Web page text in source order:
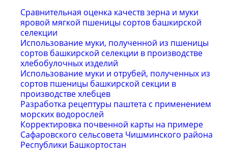
Сравнительная оценка качеств зерна и муки
яровой мягкой пшеницы сортов башкирской
селекции
Использование муки, полученной из пшеницы
сортов башкирской селекции в производстве
хлебобулочных изделий
Использование муки и отрубей, полученных из
сортов пшеницы башкирской секции в
производстве хлебцев
Разработка рецептуры паштета с применением
морских водорослей
Корректировка почвенной карты на примере
Сафаровского сельсовета Чишминского района
Республики Башкортостан